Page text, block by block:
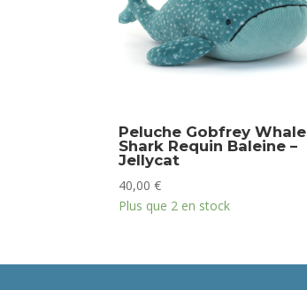
Peluche Gobfrey Whale
Shark Requin Baleine –
Jellycat
40,00€
Plus que 2 en stock